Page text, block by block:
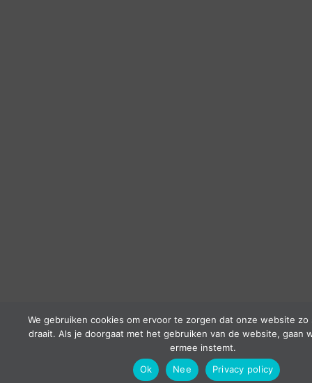
We gebruiken cookies om ervoor te zorgen dat onze website zo
draait. Als je doorgaat met het gebruiken van de website, gaan
ermee instemt.
Ok
Nee Privacy policy